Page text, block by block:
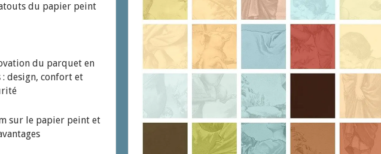
du papier peint
du parquet en
: design, confort et
sur le papier peint et